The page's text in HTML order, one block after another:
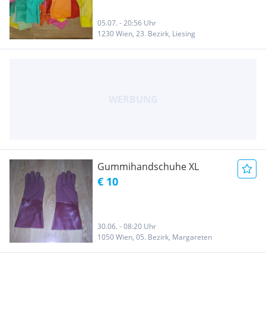
05.07. - 20:56 Uhr
1230 Wien, 23. Bezirk, Liesing
Gummihandschuhe XL
€ 10
30.06. - 08:20 Uhr
1050 Wien, 05. Bezirk, Margareten